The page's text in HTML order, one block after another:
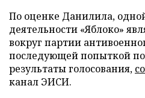
По оценке Данилила,
деятельности «Яблоко»
вокруг партии
последующей попыткой
результаты голосования,
канал ЭИСИ.